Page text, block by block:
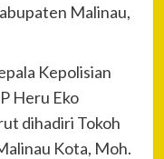
Malinau,
Kepolisian
Heru Eko
dihadiri Tokoh
Kota, Moh.